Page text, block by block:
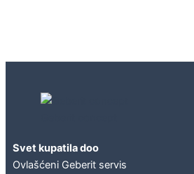
Svet kupatila doo
Ovlašćeni Geberit servis